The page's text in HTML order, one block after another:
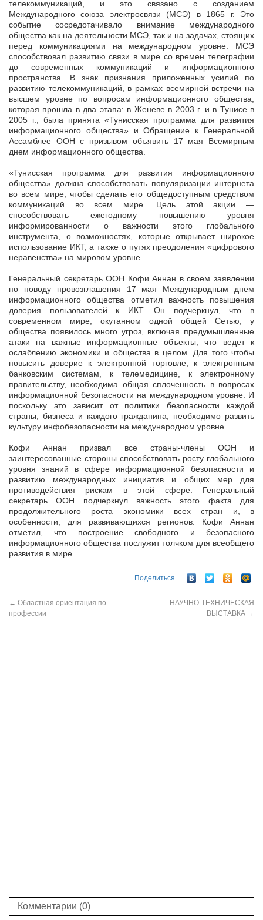
телекоммуникаций, и это связано с созданием
Международного союза электросвязи (МСЭ) в 1865 г. Это
событие сосредотачивало внимание международного
общества как на деятельности МСЭ, так и на задачах, стоящих
перед коммуникациями на международном уровне. МСЭ
способствовал развитию связи в мире со времен телеграфии
до современных коммуникаций и информационного
пространства. В знак признания приложенных усилий по
развитию телекоммуникаций, в рамках всемирной встречи на
высшем уровне по вопросам информационного общества,
которая прошла в два этапа: в Женеве в 2003 г. и в Тунисе в
2005 г., была принята «Тунисская программа для развития
информационного общества» и Обращение к Генеральной
Ассамблее ООН с призывом объявить 17 мая Всемирным
днем информационного общества.
«Тунисская программа для развития информационного
общества» должна способствовать популяризации интернета
во всем мире, чтобы сделать его общедоступным средством
коммуникаций во всем мире. Цель этой акции —
способствовать ежегодному повышению уровня
информированности о важности этого глобального
инструмента, о возможностях, которые открывает широкое
использование ИКТ, а также о путях преодоления «цифрового
неравенства» на мировом уровне.
Генеральный секретарь ООН Кофи Аннан в своем заявлении
по поводу провозглашения 17 мая Международным днем
информационного общества отметил важность повышения
доверия пользователей к ИКТ. Он подчеркнул, что в
современном мире, окутанном одной общей Сетью, у
общества появилось много угроз, включая предумышленные
атаки на важные информационные объекты, что ведет к
ослаблению экономики и общества в целом. Для того чтобы
повысить доверие к электронной торговле, к электронным
банковским системам, к телемедицине, к электронному
правительству, необходима общая сплоченность в вопросах
информационной безопасности на международном уровне. И
поскольку это зависит от политики безопасности каждой
страны, бизнеса и каждого гражданина, необходимо развить
культуру инфобезопасности на международном уровне.
Кофи Аннан призвал все страны-члены ООН и
заинтересованные стороны способствовать росту глобального
уровня знаний в сфере информационной безопасности и
развитию международных инициатив и общих мер для
противодействия рискам в этой сфере. Генеральный
секретарь ООН подчеркнул важность этого факта для
продолжительного роста экономики всех стран и, в
особенности, для развивающихся регионов. Кофи Аннан
отметил, что построение свободного и безопасного
информационного общества послужит толчком для всеобщего
развития в мире.
Поделиться
← Областная ориентация по
профессии
НАУЧНО-ТЕХНИЧЕСКАЯ
ВЫСТАВКА →
Комментарии (0)